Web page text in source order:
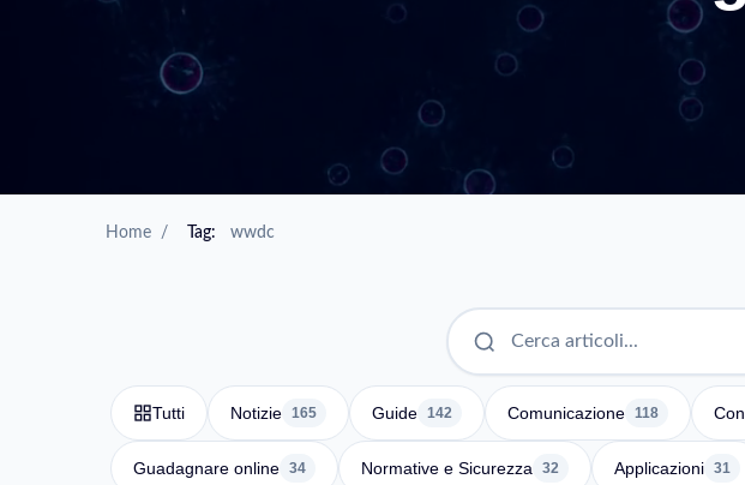
Home / Tag: wwdc
Tutti Notizie 165 Guide 142 Comunicazione 118
Guadagnare online 34 Normative e Sicurezza 32 Applicazioni 31